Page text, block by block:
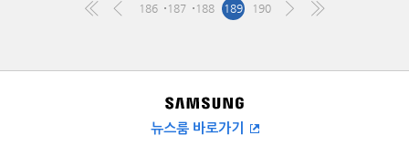
186 187 188 189 190
뉴스룸 바로가기